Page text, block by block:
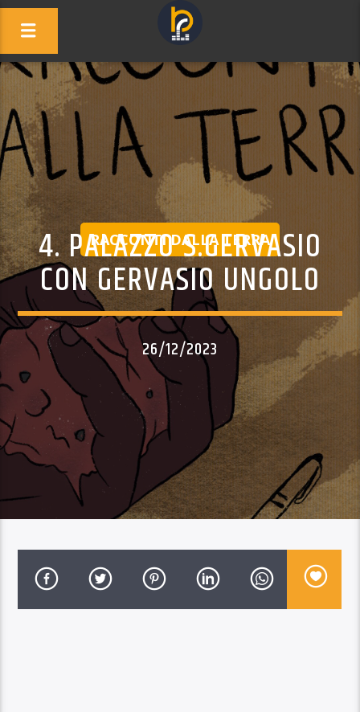
RACCONTI DALLA TERRA
4. PALAZZO S.GERVASIO
CON GERVASIO UNGOLO
26/12/2023